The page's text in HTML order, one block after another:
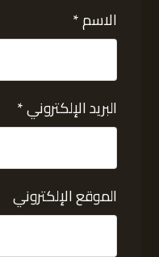
الاسم*
البريد الإلكتروني*
الموقع الإلكتروني